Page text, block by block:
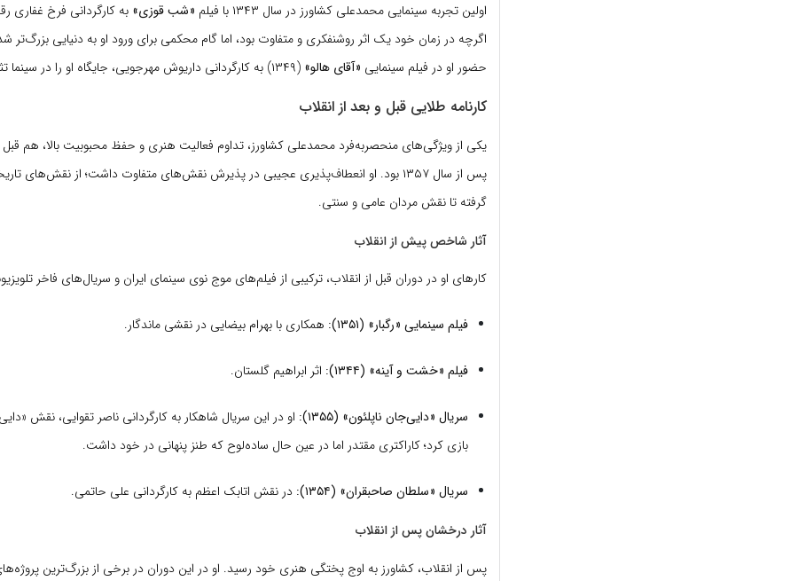
اولین تجربه سینمایی محمدعلی کشاورز در سال ۱۳۴۳ با فیلم
«شب قوزی» به کارگردانی فرخ غفاری
اگرچه در زمان خود یک اثر روشنفکری و متفاوت بود، اما گام محکمی برای ورود او به دنیایی بزرگ‌تر
حضور او در فیلم سینمایی «آقای هالو» (۱۳۴۹) به کارگردانی داریوش مهرجویی، جایگاه او را در سینما تثبیت کرد.
کارنامه طلایی قبل و بعد از انقلاب
یکی از ویژگی‌های منحصربه‌فرد محمدعلی کشاورز، تداوم فعالیت هنری و حفظ محبوبیت بالا، هم قبل
پس از سال ۱۳۵۷ بود. او انعطاف‌پذیری عجیبی در پذیرش نقش‌های متفاوت داشت؛ از نقش‌های
گرفته تا نقش مردان عامی و سنتی.
آثار شاخص پیش از انقلاب
کارهای او در دوران قبل از انقلاب، ترکیبی از فیلم‌های موج نوی سینمای ایران و سریال‌های فاخر
فیلم سینمایی «رگبار» (۱۳۵۱): همکاری با بهرام بیضایی در نقشی ماندگار.
فیلم «خشت و آینه» (۱۳۴۴): اثر ابراهیم گلستان.
سریال «دایی‌جان ناپلئون» (۱۳۵۵):
او در این سریال شاهکار به کارگردانی ناصر تقوایی، نقش
بازی کرد؛ کاراکتری مقتدر اما در عین حال ساده‌لوح که طنز پنهانی در خود داشت.
سریال «سلطان صاحبقران» (۱۳۵۴):
در نقش اتابک اعظم به کارگردانی علی حاتمی.
آثار درخشان پس از انقلاب
پس از انقلاب، کشاورز به اوج پختگی هنری خود رسید. او در این دوران در برخی از بزرگ‌ترین